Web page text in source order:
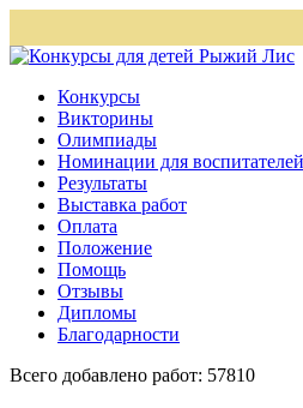
Конкурсы
Викторины
Олимпиады
Номинации для воспитателей
Результаты
Выставка работ
Оплата
Положение
Помощь
Отзывы
Дипломы
Благодарности
Всего добавлено работ: 57810